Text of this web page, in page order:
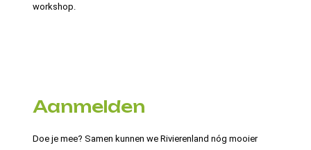
workshop.
Aanmelden
Doe je mee? Samen kunnen we Rivierenland nóg mooier